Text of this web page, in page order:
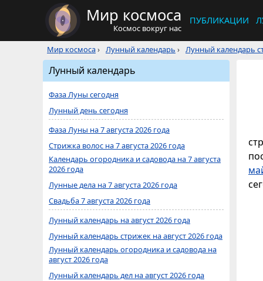
Мир космоса
Космос вокруг нас
ПУБЛИКАЦИИ
Мир космоса› Лунный календарь › Лунный календарь
Лунный календарь
Фаза Луны сегодня
Лунный день сегодня
Фаза Луны на 7 августа 2026 года
Стрижка волос на 7 августа 2026 года
Календарь огородника и садовода на 7 августа
2026 года
Лунные дела на 7 августа 2026 года
Свадьба 7 августа 2026 года
Лунный календарь на август 2026 года
Лунный календарь стрижек на август 2026 года
Лунный календарь огородника и садовода на
август 2026 года
Лунный календарь дел на август 2026 года